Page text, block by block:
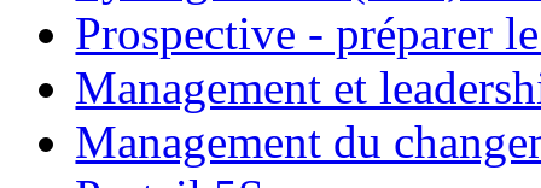
Prospective - préparer
Management et
Management du